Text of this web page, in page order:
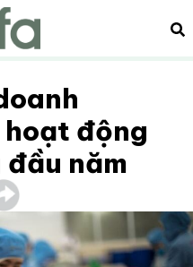
động
năm